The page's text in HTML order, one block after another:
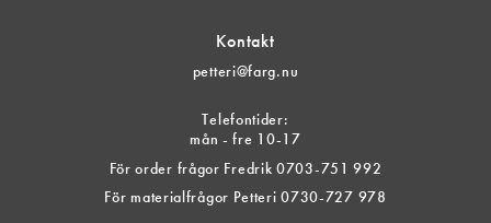
Kontakt
petteri@farg.nu
Telefontider:
mån - fre 10-17
För order frågor Fredrik 0703-751 992
För materialfrågor Petteri 0730-727 978